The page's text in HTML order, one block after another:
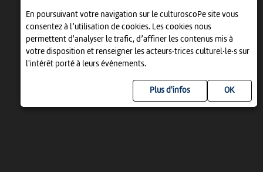
En poursuivant votre navigation sur le culturoscoPe site vous
consentez à l’utilisation de cookies. Les cookies nous
permettent d'analyser le trafic, d’affiner les contenus mis à
votre disposition et renseigner les acteurs·trices culturel·le·s sur
l'intérêt porté à leurs événements.
Plus d'infos